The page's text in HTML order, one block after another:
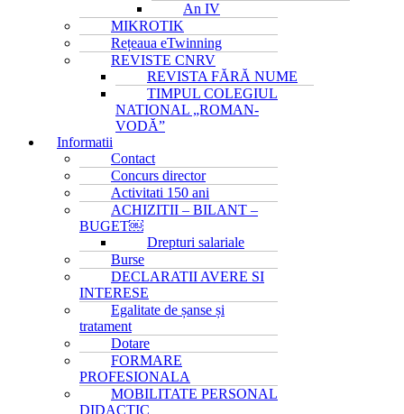
An IV
MIKROTIK
Rețeaua eTwinning
REVISTE CNRV
REVISTA FĂRĂ NUME
TIMPUL COLEGIUL
NATIONAL „ROMAN-
VODĂ”
Informatii
Contact
Concurs director
Activitati 150 ani
ACHIZITII – BILANT –
BUGET￼
Drepturi salariale
Burse
DECLARATII AVERE SI
INTERESE
Egalitate de șanse și
tratament
Dotare
FORMARE
PROFESIONALA
MOBILITATE PERSONAL
DIDACTIC